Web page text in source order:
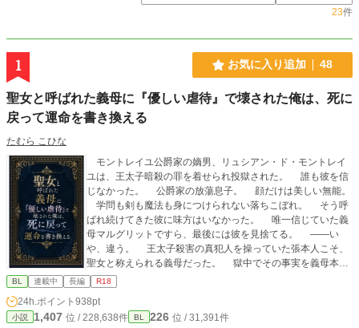
23件
1 お気に入り追加 48
聖女と呼ばれた義母に『優しい虐待』で壊された俺は、死に
戻って運命を書き換える
たむら こひな
モントレイユ公爵家の嫡男、リュシアン・ド・モントレイ
ユは、王太子暗殺の罪を着せられ投獄された。 誰も彼を信
じなかった。 公爵家の放蕩息子。 顔だけは美しい無能。
学問も剣も魔法も身につけられない落ちこぼれ。 そう呼
ばれ続けてきた彼に味方はいなかった。 唯一信じていた義
母マルグリットですら、最後には彼を見捨てる。 ――い
や、違う。 王太子殺害の真犯人を操っていた張本人こそ、
聖女と称えられる義母だった。 獄中でその事実を義母本人
に知らされたリュシアンは、絶望の中で息絶える。 だが次
の瞬間、目を覚ますとそこは数年前のモントレイユ公爵家だ
った。 死に戻った。 今度こそ冤罪を回避し、生き延び
る。 そのためには、義母の策略を暴かなければならない。
BL 連載中 長編 R18
24h.ポイント 938pt
小説 1,407 位 / 228,638件 BL 226 位 / 31,391件